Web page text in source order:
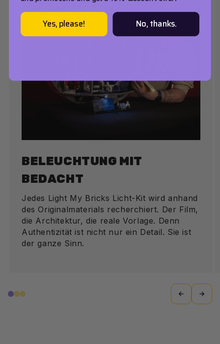
BELEUCHTUNG MIT
BEDACHT
Jedes Light My Bricks Licht-Kit wird anhand
des Originalmaterials recherchiert. Der Film,
die Architektur, die reale Vorlage. Denn
Authentizität ist nicht nur ein Detail. Sie ist
der ganze Sinn.
Yes, please! No, thanks.